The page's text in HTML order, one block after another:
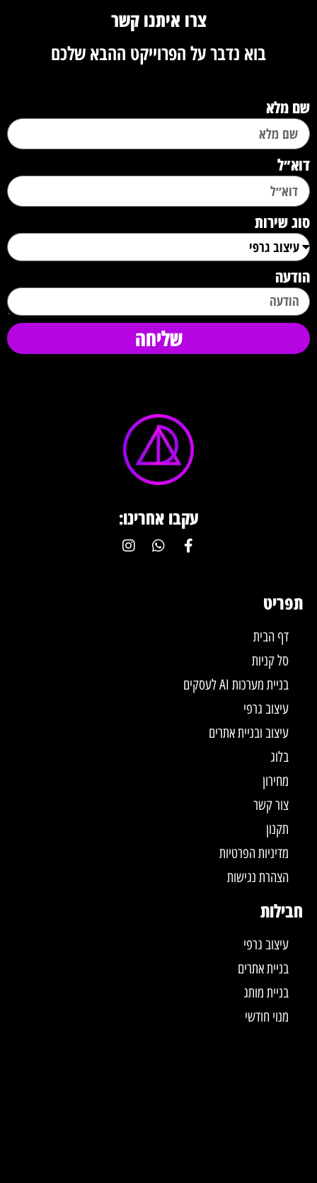
צרו איתנו קשר
בוא נדבר על הפרוייקט ההבא שלכם
שם מלא
דוא״ל
סוג שירות
הודעה
שליחה
עקבו אחרינו:
תפריט
דף הבית
סל קניות
בניית מערכות AI לעסקים
עיצוב גרפי
עיצוב ובניית אתרים
בלוג
מחירון
צור קשר
תקנון
מדיניות הפרטיות
הצהרת נגישות
חבילות
עיצוב גרפי
בניית אתרים
בניית מותג
מנוי חודשי